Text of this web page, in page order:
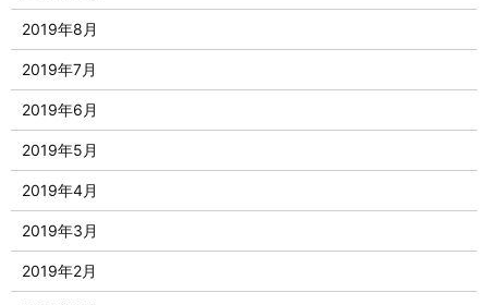
2019年8月
2019年7月
2019年6月
2019年5月
2019年4月
2019年3月
2019年2月